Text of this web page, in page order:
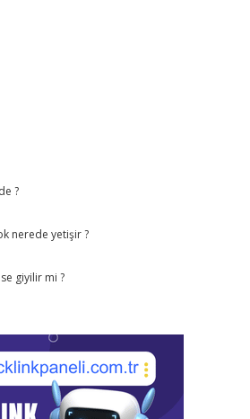
?
nerede yetişir ?
giyilir mi ?